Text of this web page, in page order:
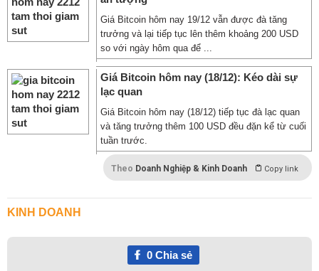
Giá Bitcoin hôm nay 19/12 vẫn được đà tăng
trưởng và lại tiếp tục lên thêm khoảng 200 USD
so với ngày hôm qua để ...
Giá Bitcoin hôm nay (18/12): Kéo dài sự
lạc quan
Giá Bitcoin hôm nay (18/12) tiếp tục đà lạc quan
và tăng trưởng thêm 100 USD đều đặn kể từ cuối
tuần trước.
Theo Doanh Nghiệp & Kinh Doanh Copy link
KINH DOANH
0Chia sẻ